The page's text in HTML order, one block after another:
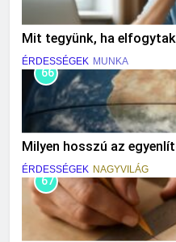
Mit tegyünk, ha
ÉRDESSÉGEK MUNKA
66
Milyen hosszú az
ÉRDESSÉGEK NAGYVILÁG
67